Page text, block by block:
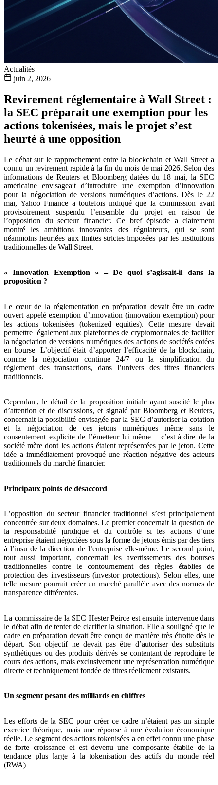
Actualités
juin 2, 2026
Revirement réglementaire à Wall Street :
la SEC préparait une exemption pour les
actions tokenisées, mais le projet s’est
heurté à une opposition
Le débat sur le rapprochement entre la blockchain et Wall Street a
connu un revirement rapide à la fin du mois de mai 2026. Selon des
informations de Reuters et Bloomberg datées du 18 mai, la SEC
américaine envisageait d’introduire une exemption d’innovation
pour la négociation de versions numériques d’actions. Dès le 22
mai, Yahoo Finance a toutefois indiqué que la commission avait
provisoirement suspendu l’ensemble du projet en raison de
l’opposition du secteur financier. Ce bref épisode a clairement
montré les ambitions innovantes des régulateurs, qui se sont
néanmoins heurtées aux limites strictes imposées par les institutions
traditionnelles de Wall Street.
« Innovation Exemption » – De quoi s’agissait-il dans la
proposition ?
Le cœur de la réglementation en préparation devait être un cadre
ouvert appelé exemption d’innovation (innovation exemption) pour
les actions tokenisées (tokenized equities). Cette mesure devait
permettre légalement aux plateformes de cryptomonnaies de faciliter
la négociation de versions numériques des actions de sociétés cotées
en bourse. L’objectif était d’apporter l’efficacité de la blockchain,
comme la négociation continue 24/7 ou la simplification du
règlement des transactions, dans l’univers des titres financiers
traditionnels.
Cependant, le détail de la proposition initiale ayant suscité le plus
d’attention et de discussions, et signalé par Bloomberg et Reuters,
concernait la possibilité envisagée par la SEC d’autoriser la cotation
et la négociation de ces jetons numériques même sans le
consentement explicite de l’émetteur lui-même – c’est-à-dire de la
société mère dont les actions étaient représentées par le jeton. Cette
idée a immédiatement provoqué une réaction négative des acteurs
traditionnels du marché financier.
Principaux points de désaccord
L’opposition du secteur financier traditionnel s’est principalement
concentrée sur deux domaines. Le premier concernait la question de
la responsabilité juridique et du contrôle si les actions d’une
entreprise étaient négociées sous la forme de jetons émis par des tiers
à l’insu de la direction de l’entreprise elle-même. Le second point,
tout aussi important, concernait les avertissements des bourses
traditionnelles contre le contournement des règles établies de
protection des investisseurs (investor protections). Selon elles, une
telle mesure pourrait créer un marché parallèle avec des normes de
transparence différentes.
La commissaire de la SEC Hester Peirce est ensuite intervenue dans
le débat afin de tenter de clarifier la situation. Elle a souligné que le
cadre en préparation devait être conçu de manière très étroite dès le
départ. Son objectif ne devait pas être d’autoriser des substituts
synthétiques ou des produits dérivés se contentant de reproduire le
cours des actions, mais exclusivement une représentation numérique
directe et techniquement fondée de titres réellement existants.
Un segment pesant des milliards en chiffres
Les efforts de la SEC pour créer ce cadre n’étaient pas un simple
exercice théorique, mais une réponse à une évolution économique
réelle. Le segment des actions tokenisées a en effet connu une phase
de forte croissance et est devenu une composante établie de la
tendance plus large à la tokenisation des actifs du monde réel
(RWA).